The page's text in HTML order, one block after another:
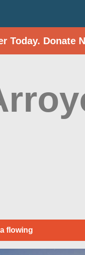
Today. Donate
flowing